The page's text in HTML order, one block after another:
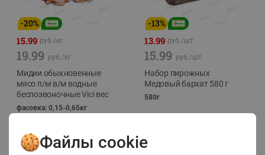
-20%
15.99 руб./кг
19.99 руб./кг
Мидии обыкновенные
мясо п/м в/м водные
беспозвоночные Vici вес
фасовка: 0,15-0,65кг
-13%
13.99 руб./шт
15.99 руб./шт
Набор пирожных
Медовый бархат 580 г
580г
Файлы cookie